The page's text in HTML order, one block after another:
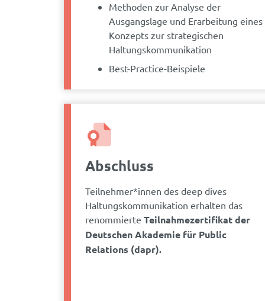
Methoden zur Analyse der
Ausgangslage und Erarbeitung eines
Konzepts zur strategischen
Haltungskommunikation
Best-Practice-Beispiele
Abschluss
Teilnehmer*innen des deep dives
Haltungskommunikation erhalten das
renommierte Teilnahmezertifikat der
Deutschen Akademie für Public
Relations (dapr).